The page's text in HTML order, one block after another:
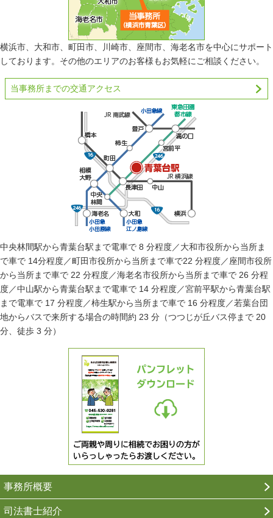
横浜市、大和市、町田市、川崎市、座間市、海老名市を中心にサポート
しております。その他のエリアのお客様もお気軽にご相談ください。
当事務所までの交通アクセス
中央林間駅から青葉台駅まで電車で 8 分程度／大和市役所から当所ま
で車で 14分程度／町田市役所から当所まで車で22 分程度／座間市役所
から当所まで車で 22 分程度／海老名市役所から当所まで車で 26 分程
度／中山駅から青葉台駅まで電車で 14 分程度／宮前平駅から青葉台駅
まで電車で 17 分程度／柿生駅から当所まで車で 16 分程度／若葉台団
地からバスで来所する場合の時間約 23 分（つつじが丘バス停まで 20
分、徒歩 3 分）
ご両親や周りに相続でお困りの方がいらっしゃった
事務所概要
司法書士紹介